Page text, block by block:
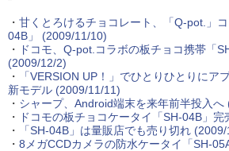
・ 甘くとろけるチョコレート、「Q-pot.」
04B」
(2009/11/10)
・
ドコモ、Q-pot.コラボの板チョコ携帯「
(2009/12/2)
・
「VERSION UP！」でひとりひとりにア
新モデル(2009/11/11)
・ シャープ、Android端末を来年前半投入へ
・
ドコモの板チョコケータイ「SH-04B」完
・
「SH-04B」は量販店でも売り切れ(2009/
・ 8メガCCDカメラの防水ケータイ「SH-05A